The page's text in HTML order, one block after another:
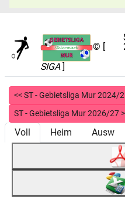
© [
SIGA]
<< ST - Gebietsliga Mur 2024/
ST - Gebietsliga Mur 2026/27
Voll Heim Ausw